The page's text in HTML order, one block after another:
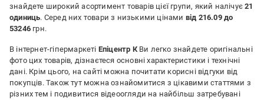
знайдете широкий асортимент товарів цієї групи, який налічує21
одиниць. Серед них товари з низькими цінами від 216.09 до
53246 грн.
В інтернет-гіпермаркеті Епіцентр КВи легко знайдете оригінальні
фото цих товарів, дізнаєтеся основні характеристики і технічні
дані. Крім цього, на сайті можна почитати корисні відгуки від
покупців. Також тут можна ознайомитися з цікавими статтями з
різних тем і подивитися відеоогляди на найбільш затребувані